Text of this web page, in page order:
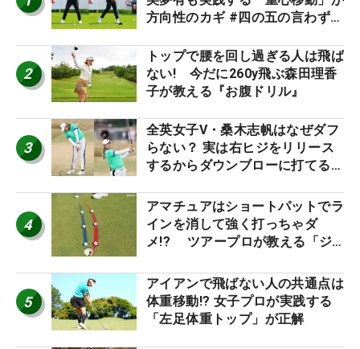
方向性のカギ #四の五の言わず振
2
トップで腰を回し過ぎる人は飛ば
ない! 今だに260y飛ぶ森田理香
子が教える『お腹ドリル』
3
全英女子V・桑木志帆はなぜダフ
らない？ 実は右ヒジをリリース
するからダウンブローに打てる #
4
アマチュアはショートパットでラ
インを消して強く打っちゃダ
メ!? ツアープロが教える「ジ
減するワケ
5
アイアンで飛ばない人の共通点は
体重移動!? 女子プロが実践する
「左足体重トップ」が正解